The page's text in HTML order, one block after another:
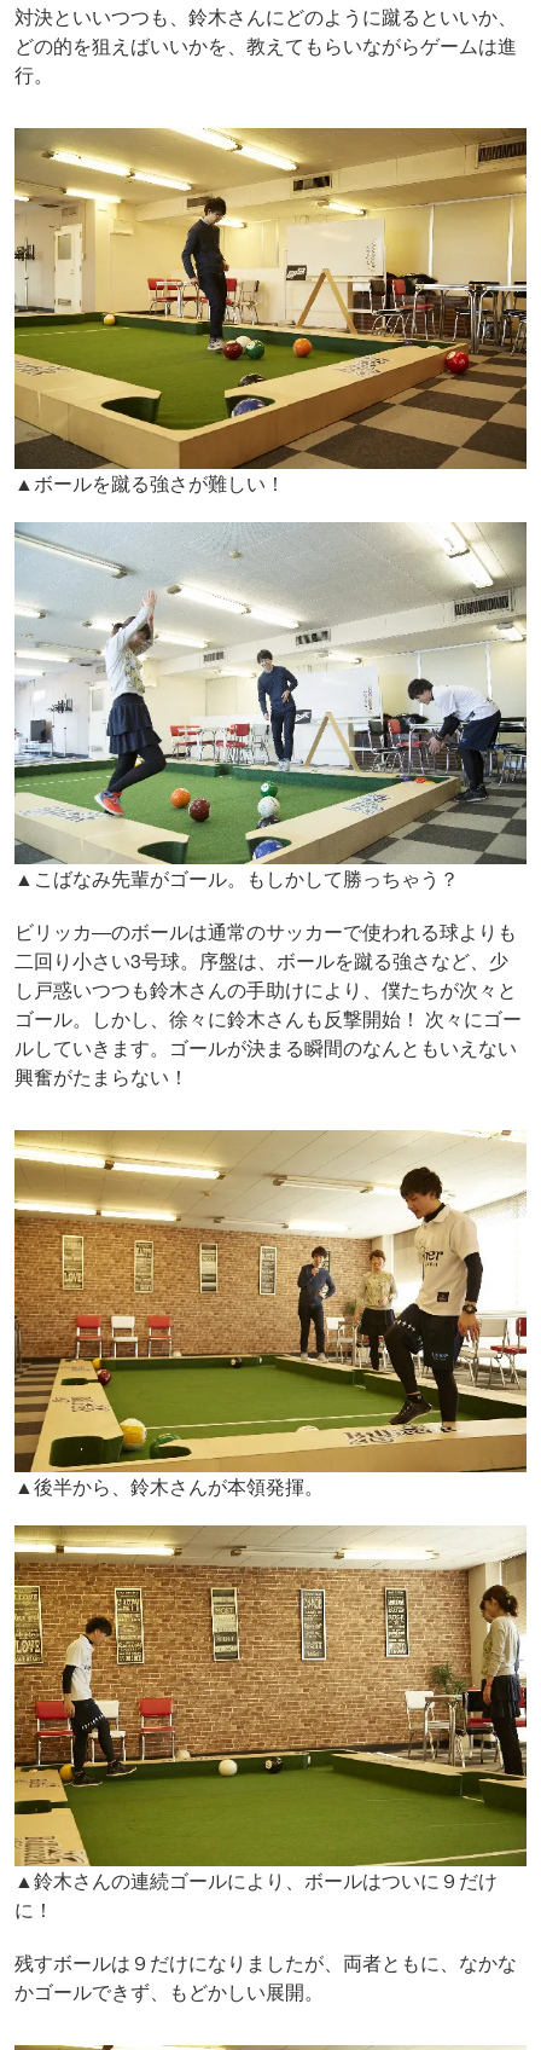
対決といいつつも、鈴木さんにどのように蹴るといいか、
どの的を狙えばいいかを、教えてもらいながらゲームは進
行。
▲ボールを蹴る強さが難しい！
▲こばなみ先輩がゴール。もしかして勝っちゃう？
ビリッカ―のボールは通常のサッカーで使われる球よりも
二回り小さい3号球。序盤は、ボールを蹴る強さなど、少
し戸惑いつつも鈴木さんの手助けにより、僕たちが次々と
ゴール。しかし、徐々に鈴木さんも反撃開始！ 次々にゴー
ルしていきます。ゴールが決まる瞬間のなんともいえない
興奮がたまらない！
▲後半から、鈴木さんが本領発揮。
▲鈴木さんの連続ゴールにより、ボールはついに９だけ
に！
残すボールは９だけになりましたが、両者ともに、なかな
かゴールできず、もどかしい展開。